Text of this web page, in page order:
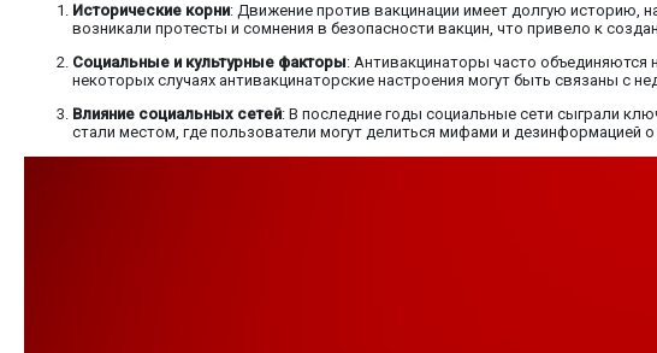
Исторические корни: Движение против вакцинации имеет долгую историю,
возникали протесты и сомнения в безопасности вакцин, что привело к
Социальные и культурные факторы: Антивакцинаторы часто объединяются
некоторых случаях антивакцинаторские настроения могут быть связаны с
Влияние социальных сетей: В последние годы социальные сети сыграли
стали местом, где пользователи могут делиться мифами и дезинформацией